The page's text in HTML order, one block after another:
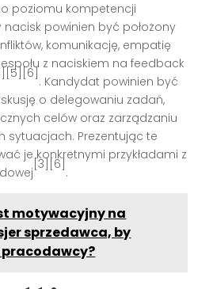
poziomu kompetencji
nacisk powinien być położony
komunikację, empatię
z naciskiem na feedback
. Kandydat powinien być
o delegowaniu zadań,
celów oraz zarządzaniu
sytuacjach. Prezentując te
je konkretnymi przykładami z
[3][6]
.
motywacyjny na
sprzedawca, by